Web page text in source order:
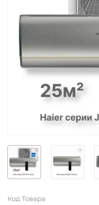
Код Товара